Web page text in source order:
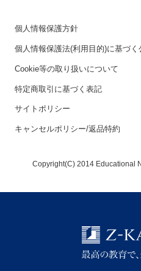
個人情報保護方針
個人情報保護法(利用目的)に基づく
Cookie等の取り扱いについて
特定商取引に基づく表記
サイトポリシー
キャンセルポリシー/返品特約
Copyright(C) 2014 Educational